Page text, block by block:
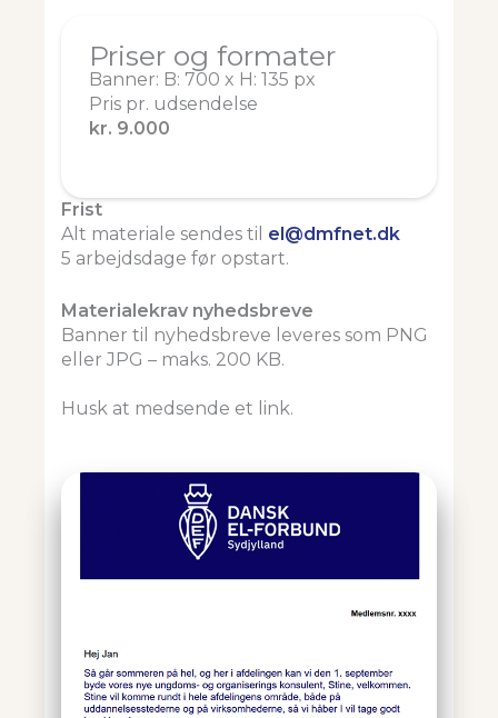
Priser og formater
Banner: B: 700 x H: 135 px
Pris pr. udsendelse
kr. 9.000
Frist
Alt materiale sendes til el@dmfnet.dk
5 arbejdsdage før opstart.
Materialekrav nyhedsbreve
Banner til nyhedsbreve leveres som PNG
eller JPG – maks. 200 KB.
Husk at medsende et link.